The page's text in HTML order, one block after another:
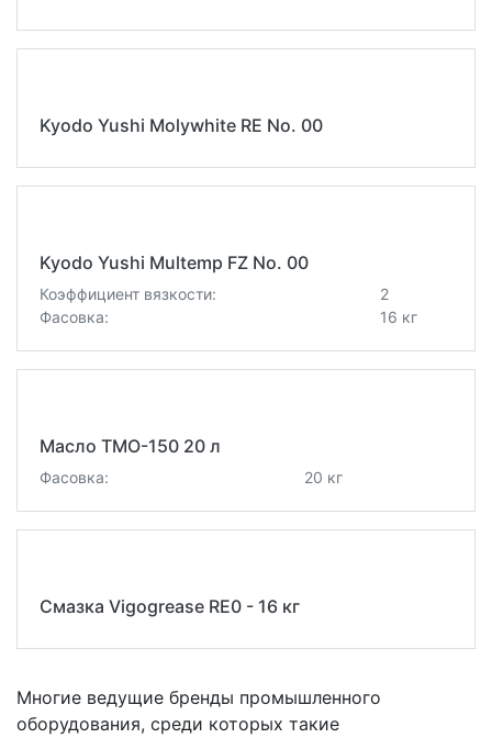
Kyodo Yushi Molywhite RE No. 00
Kyodo Yushi Multemp FZ No. 00
Коэффициент вязкости:
2
Фасовка:
16 кг
Масло TMO-150 20 л
Фасовка: 20 кг
Смазка Vigogrease RE0 - 16 кг
Многие ведущие бренды промышленного
оборудования, среди которых такие